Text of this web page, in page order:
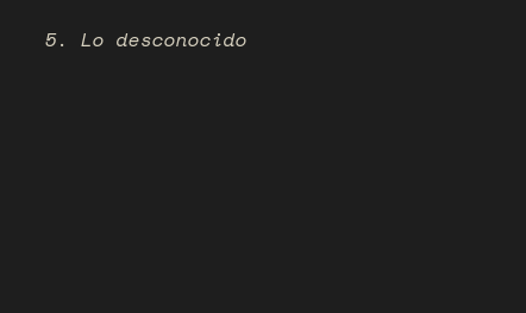
5. Lo desconocido